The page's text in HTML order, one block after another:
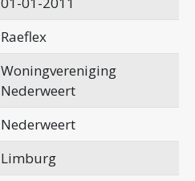
Raeflex
Woningvereniging
Nederweert
Nederweert
Limburg